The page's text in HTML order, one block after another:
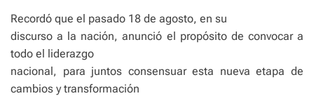
Recordó que el pasado 18 de agosto, en su
discurso a la nación, anunció el propósito de convocar a
todo el liderazgo
nacional, para juntos consensuar esta nueva etapa de
cambios y transformación